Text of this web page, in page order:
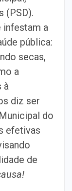
(PSD).
infestam a
pública:
secas,
a
à
diz ser
do
efetivas
de